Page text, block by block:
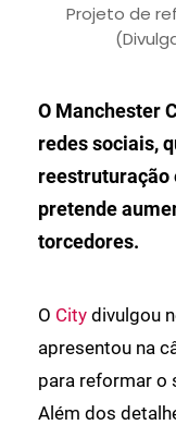
Projeto de
O Manchester
redes sociais,
reestruturação
pretende
torcedores.
O City divulgou
apresentou na
para reformar o
Além dos